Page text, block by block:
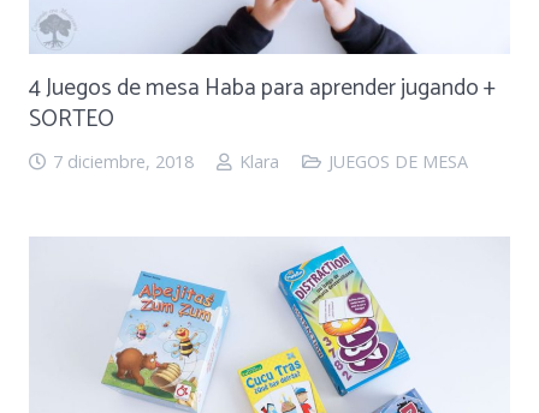
4 Juegos de mesa Haba para aprender jugando +
SORTEO
7 diciembre, 2018 Klara JUEGOS DE MESA